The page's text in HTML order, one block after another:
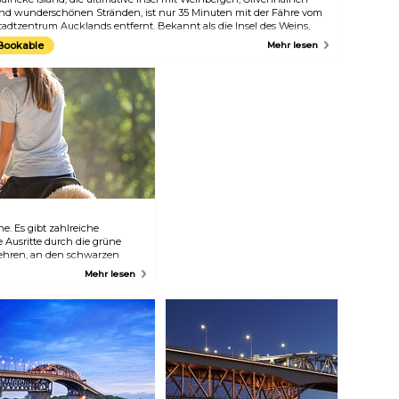
wunderschönen Stränden, ist nur 35 Minuten mit der Fähre vom
Aucklands entfernt. Bekannt als die Insel des Weins,
der einige der besten Rotweine Neuseelands stammen. Dank der
Erreichbarkeit ist Waiheke ein idealer Tagesausflug.
Mehr lesen
Es gibt zahlreiche
durch die grüne
an den schwarzen
verbinden Ihr
Mitarbeiter. Sie können
Sie kümmern, während Sie
von Muriwai und
reiten.
Mehr lesen